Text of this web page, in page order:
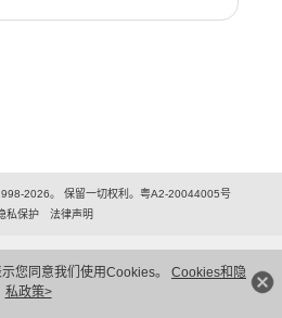
您同意我们使用Cookies。 Cookies和隐
私政策>
2026。 保留一切权利。粤A2-20044005号
私保护
法律声明